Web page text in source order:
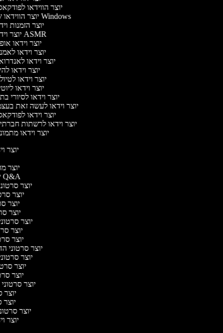
יוצר הווידאו
יוצר הווידאו של Windows
יוצר הזמנות
יוצר וידאו ASMR
יוצר וידאו
יוצר וידאו
יוצר וידאו
יוצר וידאו
יוצר וידאו
יוצר וידאו
יוצר וידאו לסיורי
יוצר וידאו לעשה זאת
יוצר וידאו
יוצר וידאו לרשתות
יוצר וידאו
יוצר
יוצר
יוצר סרטוני Q&A
יוצר
יוצר
יוצר
יוצר
יוצר
יוצר
יוצר
יוצר סרטוני
יוצר
יוצר
יוצר
יוצר
יוצר
יוצר
יוצר
יוצר